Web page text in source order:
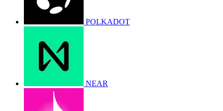
POLKADOT
NEAR